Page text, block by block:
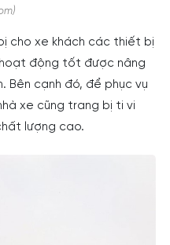
cho xe khách các thiết bị
động tốt được nâng
Bên cạnh đó, để phục vụ
xe cũng trang bị ti vi
lượng cao.